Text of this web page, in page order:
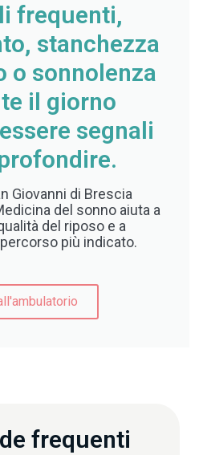
frequenti,
stanchezza
o sonnolenza
il giorno
segnali
Giovanni di Brescia
del sonno aiuta a
del riposo e a
più indicato.
frequenti